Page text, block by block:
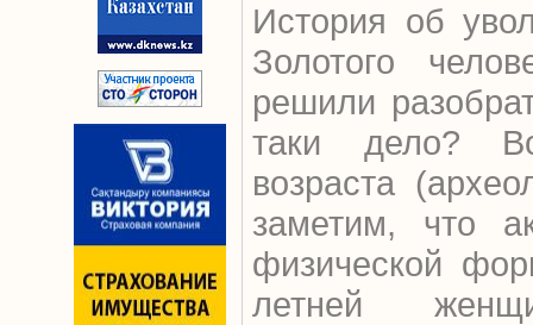
История об
Золотого
решили
таки дело?
возраста
заметим, что
физической
летней